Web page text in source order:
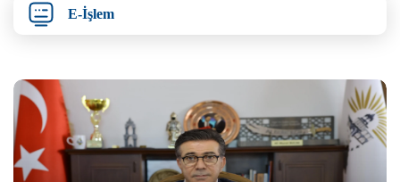
E-İşlem